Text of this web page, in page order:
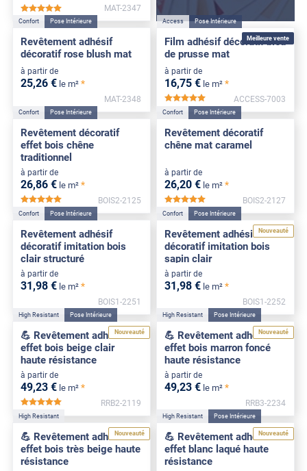
*****
MAT-2347
Confort Pose Intérieure
Revêtement adhésif
décoratif rose blush mat
à partir de
25,26 € le m² *
MAT-2348
Meilleure vente
Access Pose Intérieure
Film adhésif décoratif bleu
de prusse mat
à partir de
16,75 € le m² *
ACCESS-7003
Confort Pose Intérieure
Revêtement décoratif
effet bois chêne
traditionnel
à partir de
26,86 € le m² *
BOIS2-2125
Confort Pose Intérieure
Revêtement décoratif
chêne mat caramel
à partir de
26,20 € le m² *
BOIS2-2127
Confort Pose Intérieure
Revêtement adhésif
décoratif imitation bois
clair structuré
à partir de
31 ,98 € le m² *
BOIS1-2251
Nouveauté
Confort Pose Intérieure
Revêtement adhésif
décoratif imitation bois
sapin clair
à partir de
31 ,98 € le m² *
BOIS1-2252
Nouveauté
High Resistant Pose Intérieure
💪 Revêtement adhésif
effet bois beige clair
haute résistance
à partir de
49,23 € le m² *
RRB2-2119
Nouveauté
High Resistant Pose Intérieure
💪 Revêtement adhésif
effet bois marron foncé
haute résistance
à partir de
49,23 € le m² *
RRB3-2234
Nouveauté
High Resistant
💪 Revêtement adhésif
effet bois très beige haute
résistance
Nouveauté
High Resistant Pose Intérieure
💪 Revêtement adhésif
effet blanc laqué haute
résistance